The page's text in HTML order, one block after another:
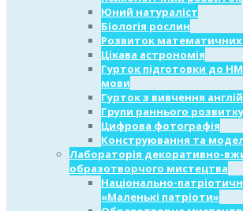
Юний натураліст
Біологія рослин
Розвиток математичних
Цікава астрономія
Гурток підготовки до
мови
Гурток з вивчення
Групи раннього розвитку
Цифрова фотографія
Конструювання та
Лабораторія декоративно-
образотворчого мистецтва
Національно-
«Маленькі патріоти»